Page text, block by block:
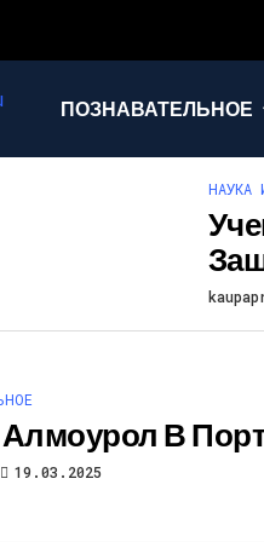
ПОЗНАВАТЕЛЬНОЕ
НАУКА
В
19.03.2025